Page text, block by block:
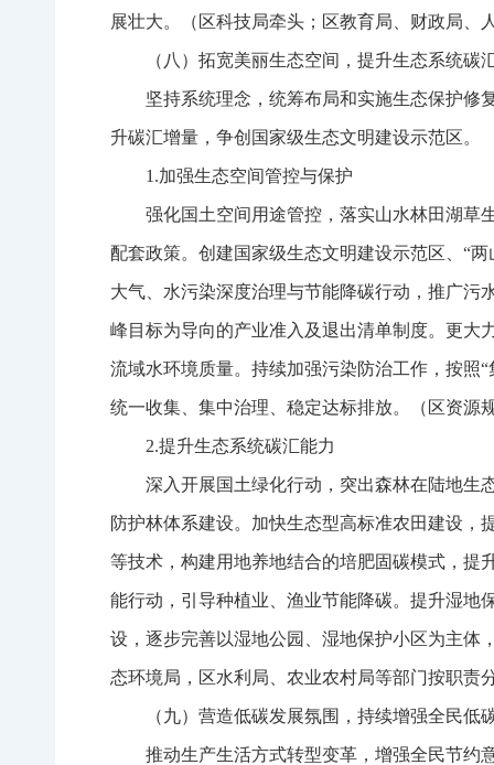
展壮大。（区科技局牵头；区教育局、财政局、
（八）拓宽美丽生态空间，提升生态系统碳
坚持系统理念，统筹布局和实施生态保护修
升碳汇增量，争创国家级生态文明建设示范区。
1.加强生态空间管控与保护
强化国土空间用途管控，落实山水林田湖草
配套政策。创建国家级生态文明建设示范区、“
大气、水污染深度治理与节能降碳行动，推广污
峰目标为导向的产业准入及退出清单制度。更大
流域水环境质量。持续加强污染防治工作，按照
统一收集、集中治理、稳定达标排放。（区资源
2.提升生态系统碳汇能力
深入开展国土绿化行动，突出森林在陆地生
防护林体系建设。加快生态型高标准农田建设
等技术，构建用地养地结合的培肥固碳模式，提
能行动，引导种植业、渔业节能降碳。提升湿地
设，逐步完善以湿地公园、湿地保护小区为主体
态环境局，区水利局、农业农村局等部门按职责
（九）营造低碳发展氛围，持续增强全民低
推动生产生活方式转型变革，增强全民节约